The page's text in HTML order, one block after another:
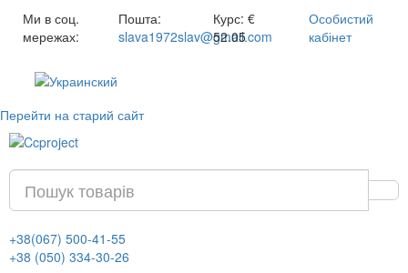
Ми в соц.
мережах:
Пошта:
slava1972slav@gmail.com
Курс: €
52.05
Особистий
кабінет
Перейти на старий сайт
+38(067) 500-41-55
+38 (050) 334-30-26